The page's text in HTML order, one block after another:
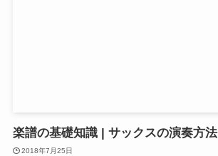
楽譜の基礎知識 | サックスの演奏方法
2018年7月25日